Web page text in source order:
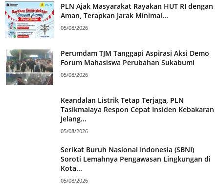
PLN Ajak Masyarakat Rayakan HUT RI dengan
Aman, Terapkan Jarak Minimal...
05/08/2026
Perumdam TJM Tanggapi Aspirasi Aksi Demo
Forum Mahasiswa Perubahan Sukabumi
05/08/2026
Keandalan Listrik Tetap Terjaga, PLN
Tasikmalaya Respon Cepat Insiden Kebakaran
Jelang...
05/08/2026
Serikat Buruh Nasional Indonesia (SBNI)
Soroti Lemahnya Pengawasan Lingkungan di
Kota...
05/08/2026